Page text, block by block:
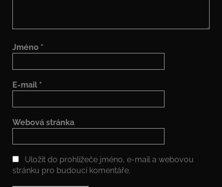
Jméno *
E-mail *
Webová stránka
Uložit do prohlížeče jméno, e-mail a webovou
stránku pro budoucí komentáře.